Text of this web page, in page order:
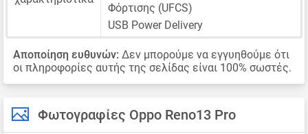
Φόρτισης (UFCS)
USB Power Delivery
Αποποίηση ευθυνών: Δεν μπορούμε να εγγυηθούμε ότι
οι πληροφορίες αυτής της σελίδας είναι 100% σωστές.
Φωτογραφίες Oppo Reno13 Pro